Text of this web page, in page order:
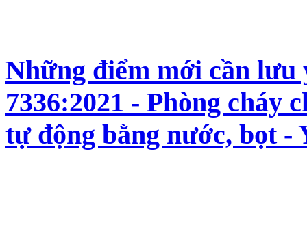
Những điểm mới cần
7336:2021 - Phòng cháy
tự động bằng nước, bọt -